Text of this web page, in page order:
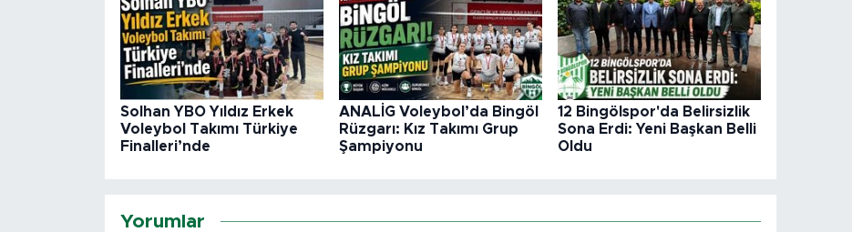
Solhan YBO Yıldız Erkek
Voleybol Takımı Türkiye
Finalleri’nde
ANALİG Voleybol’da Bingöl
Rüzgarı: Kız Takımı Grup
Şampiyonu
12 Bingölspor'da Belirsizlik
Sona Erdi: Yeni Başkan Belli
Oldu
Yorumlar